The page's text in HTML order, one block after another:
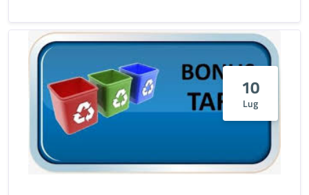
10
Lug